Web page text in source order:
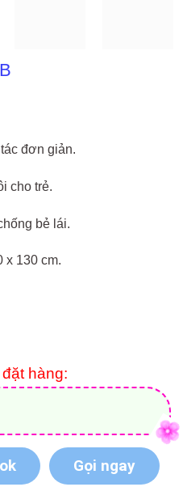
đơn giản.
cho trẻ.
bẻ lái.
x 130 cm.
hàng:
Gọi ngay